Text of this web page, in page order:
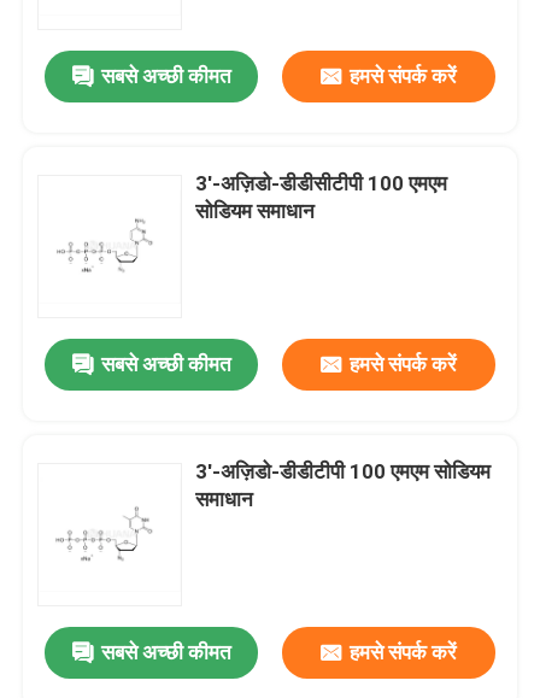
हमारे बारे में
सबसे अच्छी कीमत हमसे संपर्क करें
3′-अज़िडो-डीडीसीटीपी 100 एमएम
सोडियम समाधान
सबसे अच्छी कीमत हमसे संपर्क करें
3′-अज़िडो-डीडीटीपी 100 एमएम सोडियम
समाधान
सबसे अच्छी कीमत हमसे संपर्क करें